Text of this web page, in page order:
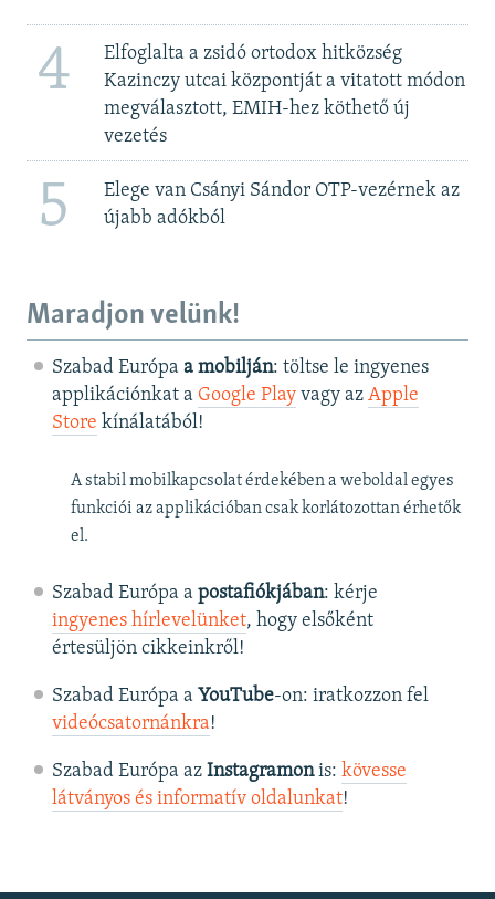
4
Elfoglalta a zsidó ortodox hitközség
Kazinczy utcai központját a vitatott módon
megválasztott, EMIH-hez köthető új
vezetés
5
Elege van Csányi Sándor OTP-vezérnek az
újabb adókból
Maradjon velünk!
Szabad Európa a mobilján: töltse le ingyenes
applikációnkat a Google Playvagy az Apple
Store kínálatából!
A stabil mobilkapcsolat érdekében a weboldal egyes
funkciói az applikációban csak korlátozottan érhetők
el.
Szabad Európa a postafiókjában: kérje
ingyenes hírlevelünket, hogy elsőként
értesüljön cikkeinkről!
Szabad Európa a YouTube-on: iratkozzon fel
videócsatornánkra!
Szabad Európa az Instagramonis: kövesse
látványos és informatív oldalunkat! ​